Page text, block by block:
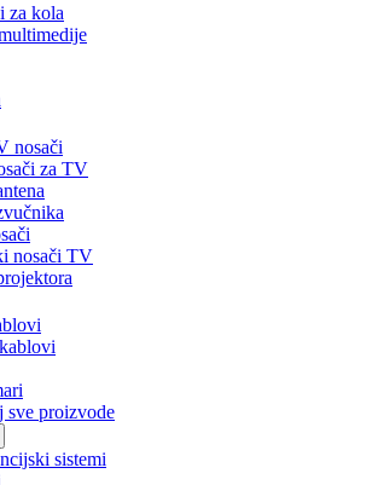
za kola
nosači
za TV
nosači TV
sve proizvode
sistemi